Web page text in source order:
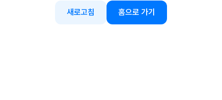
새로고침 홈으로 가기